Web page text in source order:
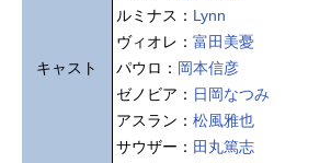
キャスト
ルミナス： Lynn
ヴィオレ： 富田美憂
パウロ： 岡本信彦
ゼノビア： 日岡なつみ
アスラン： 松風雅也
サウザー： 田丸篤志